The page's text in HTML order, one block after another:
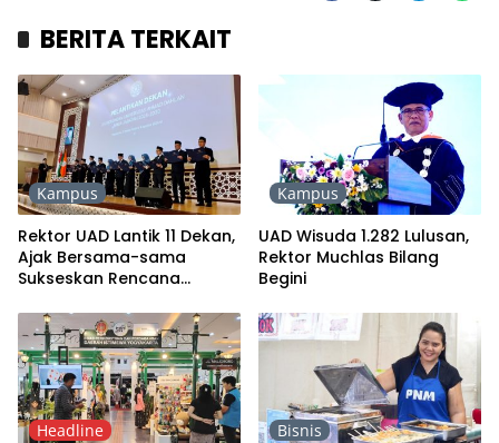
BERITA TERKAIT
Kampus
Rektor UAD Lantik 11 Dekan,
Ajak Bersama-sama
Sukseskan Rencana
Kampus
UAD Wisuda 1.282 Lulusan,
Rektor Muchlas Bilang
Begini
Headline Bisnis